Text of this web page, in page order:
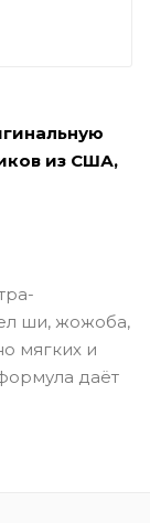
из США,
ши, жожоба,
мягких и
даёт